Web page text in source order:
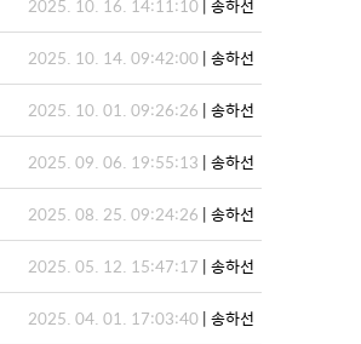
2025. 10. 16. 14:11:10| 송하선
2025. 10. 14. 09:42:00| 송하선
2025. 10. 01. 09:26:26 | 송하선
2025. 09. 06. 19:55:13 | 송하선
2025. 08. 25. 09:24:26 | 송하선
2025. 05. 12. 15:47:17 | 송하선
2025. 04. 01. 17:03:40| 송하선